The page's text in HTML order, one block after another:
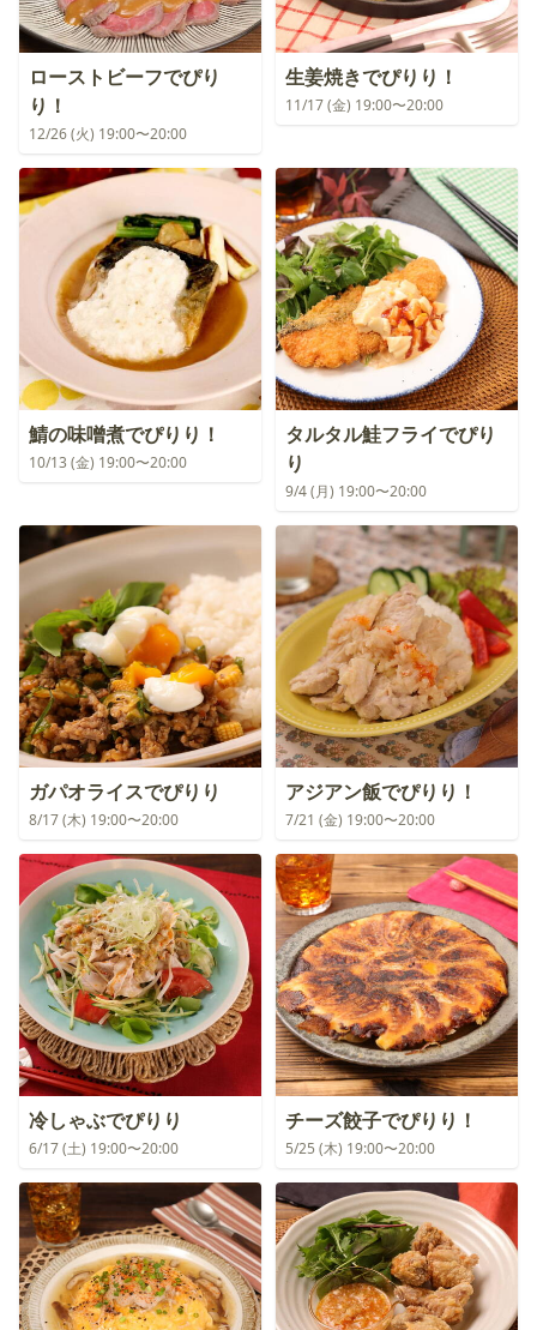
ローストビーフでぴり
り！
12/26 (火) 19:00〜20:00
生姜焼きでぴりり！
11/17 (金) 19:00〜20:00
鯖の味噌煮でぴりり！
10/13 (金) 19:00〜20:00
タルタル鮭フライでぴり
り
9/4 (月) 19:00〜20:00
ガパオライスでぴりり
8/17 (木) 19:00〜20:00
アジアン飯でぴりり！
7/21 (金) 19:00〜20:00
冷しゃぶでぴりり
6/17 (土) 19:00〜20:00
チーズ餃子でぴりり！
5/25 (木) 19:00〜20:00